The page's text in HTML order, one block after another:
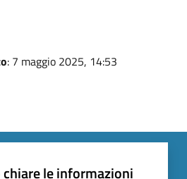
: 7 maggio 2025, 14:53
le informazioni